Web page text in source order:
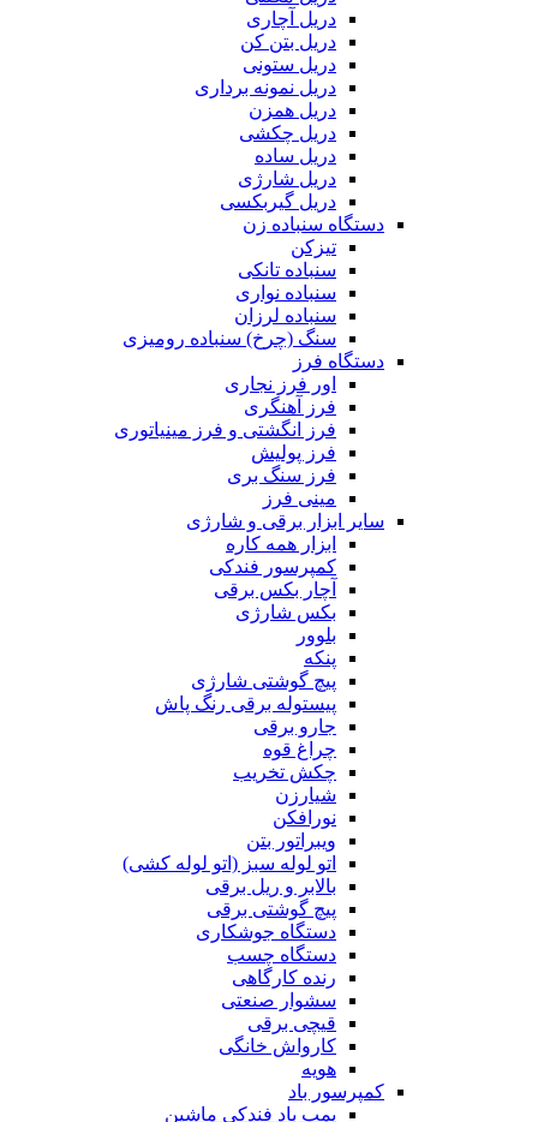
دریل آچاری
دریل بتن کن
دریل ستونی
دریل نمونه برداری
دریل همزن
دریل چکشی
دریل ساده
دریل شارژی
دریل گیربکسی
دستگاه سنباده زن
تیزکن
سنباده تانکی
سنباده نواری
سنباده لرزان
سنگ (چرخ) سنباده رومیزی
دستگاه فرز
اور فرز نجاری
فرز آهنگری
فرز انگشتی و فرز مینیاتوری
فرز پولیش
فرز سنگ بری
مینی فرز
سایر ابزار برقی و شارژی
ابزار همه کاره
کمپرسور فندکی
آچار بکس برقی
بکس شارژی
بلوور
پنکه
پیچ گوشتی شارژی
پیستوله برقی رنگ پاش
جارو برقی
چراغ قوه
چکش تخریب
شیارزن
نورافکن
ویبراتور بتن
اتو لوله سبز (اتو لوله کشی)
بالابر و ریل برقی
پیچ گوشتی برقی
دستگاه جوشکاری
دستگاه چسب
رنده کارگاهی
سشوار صنعتی
قیچی برقی
کارواش خانگی
هویه
کمپرسور باد
پمپ باد فندکی ماشین